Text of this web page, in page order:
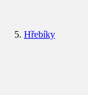
Hřebíky